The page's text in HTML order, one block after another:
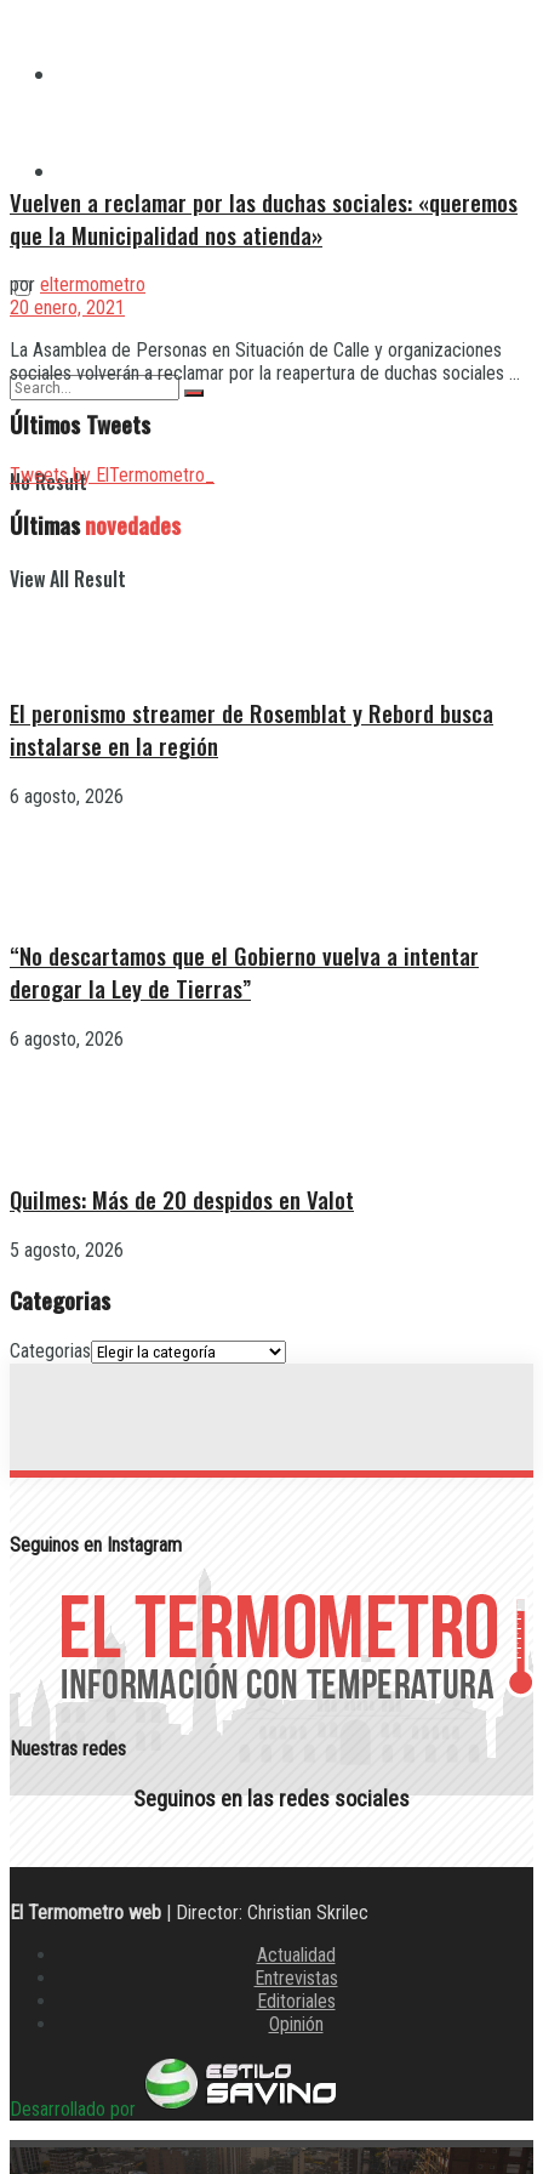
No Result
View All Result
Vuelven a reclamar por las duchas sociales: «queremos
que la Municipalidad nos atienda»
por eltermometro
20 enero, 2021
La Asamblea de Personas en Situación de Calle y organizaciones
sociales volverán a reclamar por la reapertura de duchas sociales ...
Últimos Tweets
Tweets by ElTermometro_
Últimasnovedades
El peronismo streamer de Rosemblat y Rebord busca
instalarse en la región
6 agosto, 2026
“No descartamos que el Gobierno vuelva a intentar
derogar la Ley de Tierras”
6 agosto, 2026
Quilmes: Más de 20 despidos en Valot
5 agosto, 2026
Categorias
Categorias
Seguinos en Instagram
Nuestras redes
Seguinos en las redes sociales
El Termometro web | Director: Christian Skrilec
Actualidad
Entrevistas
Editoriales
Opinión
Desarrollado por